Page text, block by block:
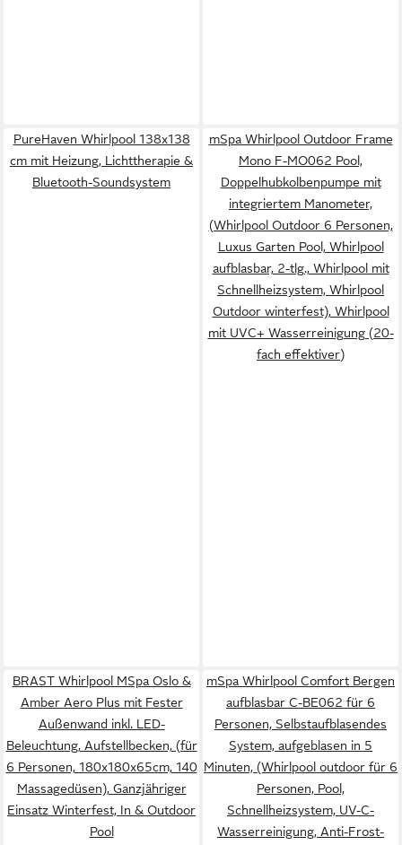
PureHaven Whirlpool 138x138
cm mit Heizung, Lichttherapie &
Bluetooth-Soundsystem
mSpa Whirlpool Outdoor Frame
Mono F-MO062 Pool,
Doppelhubkolbenpumpe mit
integriertem Manometer,
(Whirlpool Outdoor 6 Personen,
Luxus Garten Pool, Whirlpool
aufblasbar, 2-tlg., Whirlpool mit
Schnellheizsystem, Whirlpool
Outdoor winterfest), Whirlpool
mit UVC+ Wasserreinigung (20-
fach effektiver)
BRAST Whirlpool MSpa Oslo &
Amber Aero Plus mit Fester
Außenwand inkl. LED-
Beleuchtung, Aufstellbecken, (für
6 Personen, 180x180x65cm, 140
Massagedüsen), Ganzjähriger
Einsatz Winterfest, In & Outdoor
Pool
mSpa Whirlpool Comfort Bergen
aufblasbar C-BE062 für 6
Personen, Selbstaufblasendes
System, aufgeblasen in 5
Minuten, (Whirlpool outdoor für 6
Personen, Pool,
Schnellheizsystem, UV-C-
Wasserreinigung, Anti-Frost-